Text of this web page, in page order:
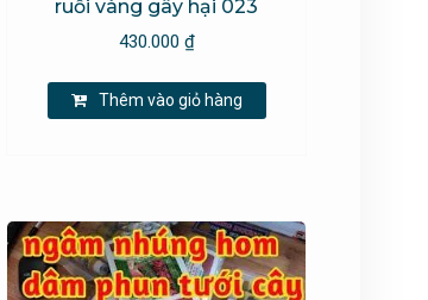
ruồi vàng gây hại 023
430.000 ₫
Thêm vào giỏ hàng